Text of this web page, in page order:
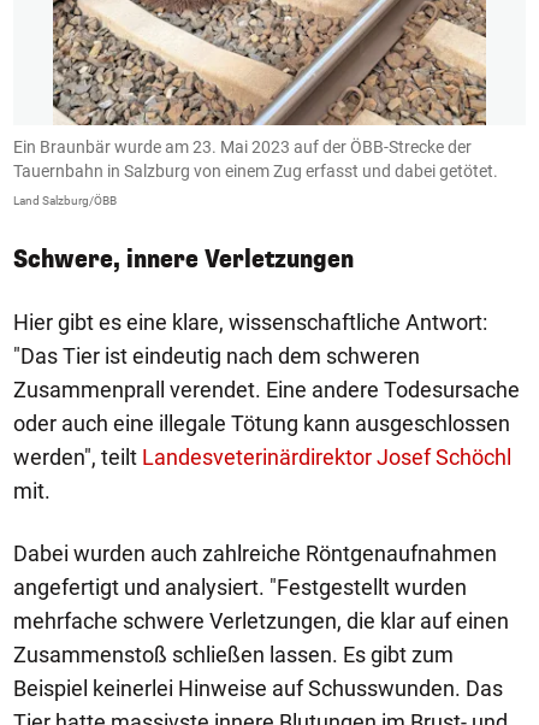
Ein Braunbär wurde am 23. Mai 2023 auf der ÖBB-Strecke der
Tauernbahn in Salzburg von einem Zug erfasst und dabei getötet.
Land Salzburg/ÖBB
Schwere, innere Verletzungen
Hier gibt es eine klare, wissenschaftliche Antwort:
"Das Tier ist eindeutig nach dem schweren
Zusammenprall verendet. Eine andere Todesursache
oder auch eine illegale Tötung kann ausgeschlossen
werden", teilt Landesveterinärdirektor Josef Schöchl
mit.
Dabei wurden auch zahlreiche Röntgenaufnahmen
angefertigt und analysiert. "Festgestellt wurden
mehrfache schwere Verletzungen, die klar auf einen
Zusammenstoß schließen lassen. Es gibt zum
Beispiel keinerlei Hinweise auf Schusswunden. Das